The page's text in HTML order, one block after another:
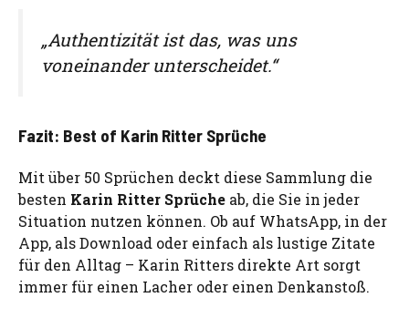
„Authentizität ist das, was uns
voneinander unterscheidet.“
Fazit: Best of Karin Ritter Sprüche
Mit über 50 Sprüchen deckt diese Sammlung die
besten Karin Ritter Sprüche ab, die Sie in jeder
Situation nutzen können. Ob auf WhatsApp, in der
App, als Download oder einfach als lustige Zitate
für den Alltag – Karin Ritters direkte Art sorgt
immer für einen Lacher oder einen Denkanstoß.